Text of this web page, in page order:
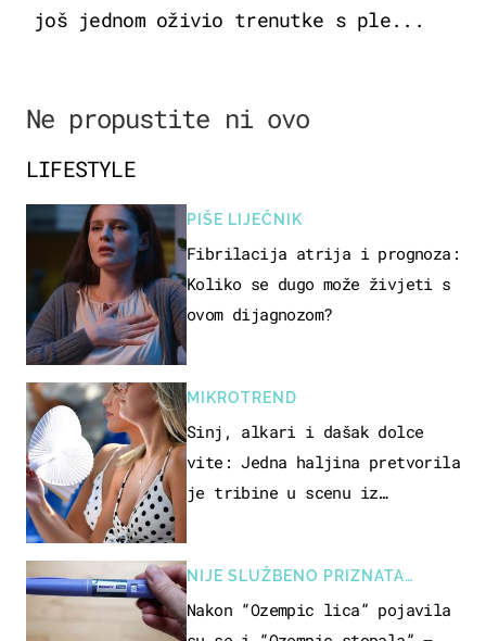
još jednom oživio trenutke s ple...
Ne propustite ni ovo
LIFESTYLE
PIŠE LIJEČNIK
Fibrilacija atrija i prognoza:
Koliko se dugo može živjeti s
ovom dijagnozom?
MIKROTREND
Sinj, alkari i dašak dolce
vite: Jedna haljina pretvorila
je tribine u scenu iz
NIJE SLUŽBENO PRIZNATA
NUSPOJAVA, ALI ...
Nakon “Ozempic lica” pojavila